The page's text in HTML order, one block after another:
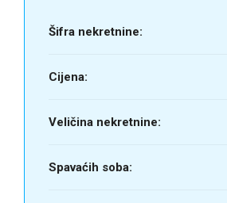
Šifra nekretnine:
Cijena:
Veličina nekretnine:
Spavaćih soba: